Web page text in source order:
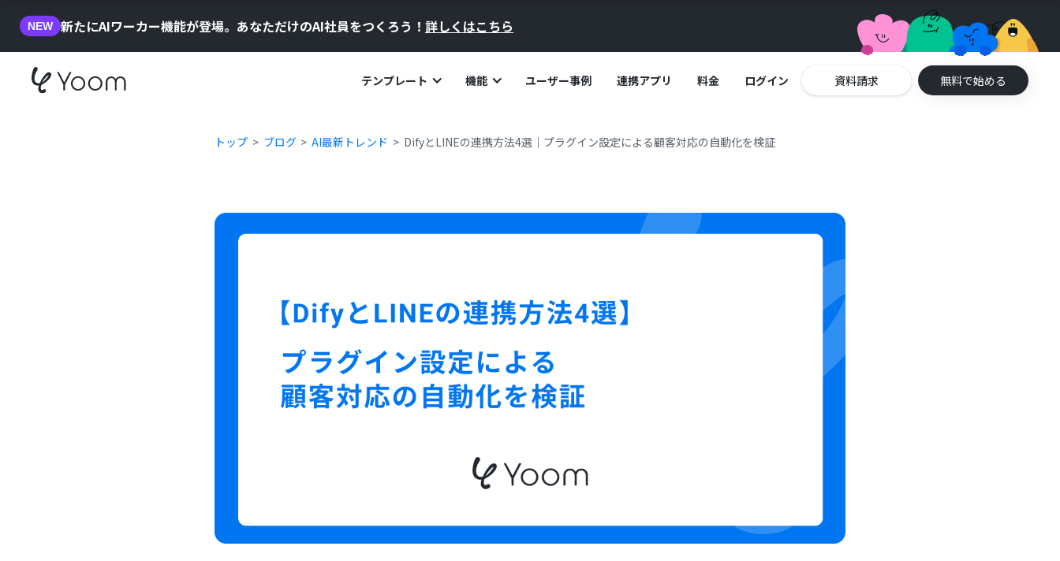
NEW 新たにAIワーカー機能が登場。あなただけのAI社員をつくろう！ 詳しくはこちら
テンプレート 機能 ユーザー事例 連携アプリ 料金 ログイン 資料請求 無料で始める
トップ ブログ AI最新トレンド DifyとLINEの連携方法4選｜プラグイン設定による顧客対応の自動化を検証